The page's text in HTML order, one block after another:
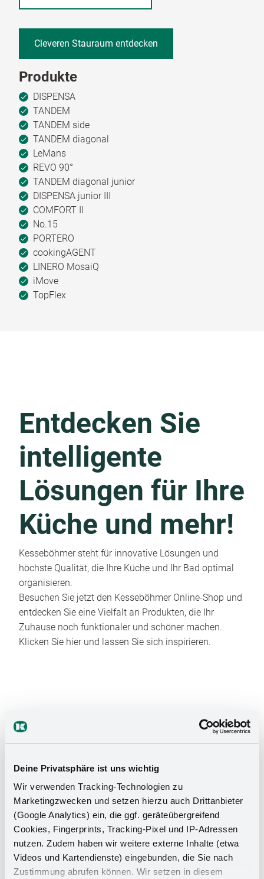
Deine Privatsphäre ist uns wichtig
Wir verwenden Tracking-Technologien zu
Marketingzwecken und setzen hierzu auch Drittanbieter
(Google Analytics) ein, die ggf. geräteübergreifend
Cookies, Fingerprints, Tracking-Pixel und IP-Adressen
nutzen. Zudem haben wir weitere externe Inhalte (etwa
Videos und Kartendienste) eingebunden, die Sie nach
Zustimmung abrufen können. Wir setzen in diesem
Cleveren Stauraum entdecken
Produkte
DISPENSA
TANDEM
TANDEM side
TANDEM diagonal
LeMans
REVO 90°
TANDEM diagonal junior
DISPENSA junior III
COMFORT II
No.15
PORTERO
cookingAGENT
LINERO MosaiQ
iMove
TopFlex
Entdecken Sie
intelligente
Lösungen für Ihre
Küche und mehr!
Kesseböhmer steht für innovative Lösungen und
höchste Qualität, die Ihre Küche und Ihr Bad optimal
organisieren.
Besuchen Sie jetzt den Kesseböhmer Online-Shop und
entdecken Sie eine Vielfalt an Produkten, die Ihr
Zuhause noch funktionaler und schöner machen.
Klicken Sie hier und lassen Sie sich inspirieren.
Das Stauraumwunder für Ihr
Badezimmer